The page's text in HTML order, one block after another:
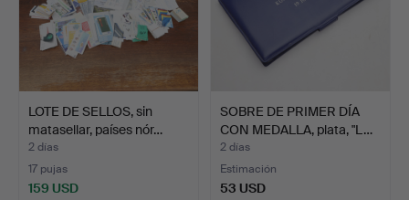
LOTE DE SELLOS, sin
matasellar, países nór…
2 días
17 pujas
159 USD
SOBRE DE PRIMER DÍA
CON MEDALLA, plata, "L…
2 días
Estimación
53 USD